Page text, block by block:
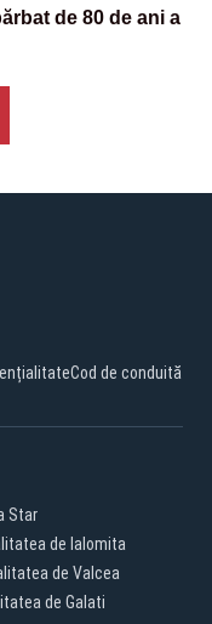
de 80 de ani a
Cod de conduită
Star
de Ialomita
de Valcea
de Galati